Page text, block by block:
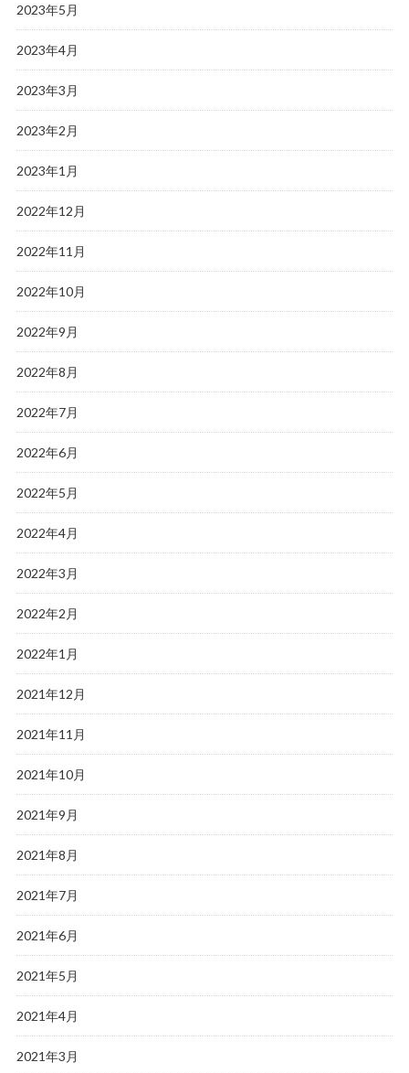
2023年5月
2023年4月
2023年3月
2023年2月
2023年1月
2022年12月
2022年11月
2022年10月
2022年9月
2022年8月
2022年7月
2022年6月
2022年5月
2022年4月
2022年3月
2022年2月
2022年1月
2021年12月
2021年11月
2021年10月
2021年9月
2021年8月
2021年7月
2021年6月
2021年5月
2021年4月
2021年3月